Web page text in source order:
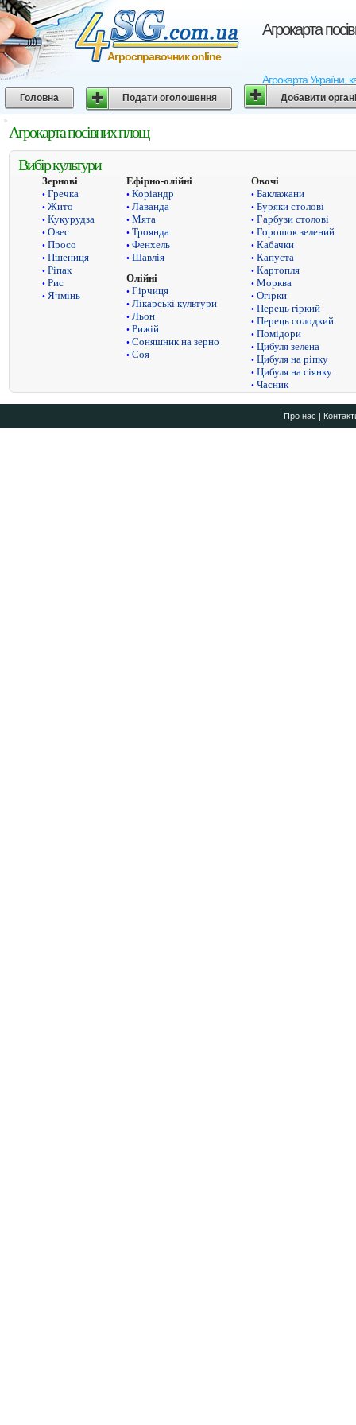
Агрокарта
Агрокарта України,
Агросправочник online
Головна Подати оголошення Добавити
Агрокарта посівних площ
Вибір культури
Зернові
• Гречка
• Жито
• Кукурудза
• Овес
• Просо
• Пшениця
• Ріпак
• Рис
• Ячмінь
Ефірно-олійні
• Коріандр
• Лаванда
• Мята
• Троянда
• Фенхель
• Шавлія
Олійні
• Гірчиця
• Лікарські культури
• Льон
• Рижій
• Соняшник на зерно
• Соя
Овочі
• Баклажани
• Буряки столові
• Гарбузи столові
• Горошок зелений
• Кабачки
• Капуста
• Картопля
• Морква
• Огірки
• Перець гіркий
• Перець солодкий
• Помідори
• Цибуля зелена
• Цибуля на ріпку
• Цибуля на сіянку
• Часник
Про нас |